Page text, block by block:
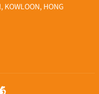
KOWLOON, HONG